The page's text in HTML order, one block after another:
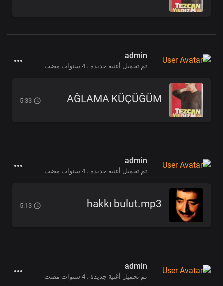
admin
تم تحميل أغنية جديدة ، 4 سنوات مضت
AĞLAMA KÜÇÜĞÜM
admin
تم تحميل أغنية جديدة ، 4 سنوات مضت
hakkı bulut.mp3
admin
تم تحميل أغنية جديدة ، 4 سنوات مضت